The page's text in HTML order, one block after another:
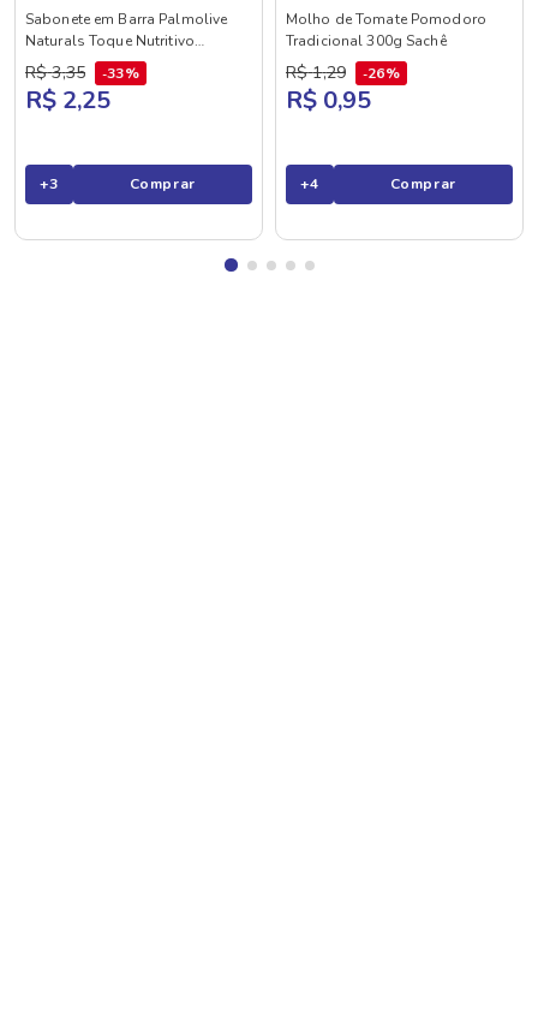
Sabonete em Barra Palmolive
Naturals Toque Nutritivo
Framboesa e Amora 85g
R$ 3,35 33%
R$ 2,25
+3 Comprar
Molho de Tomate Pomodoro
Tradicional 300g Sachê
R$ 1,29 26%
R$ 0,95
+4 Comprar